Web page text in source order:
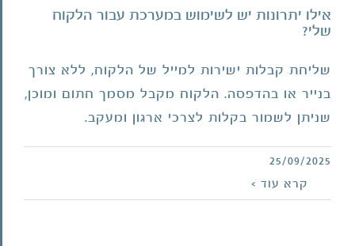
אילו יתרונות יש לשימוש במערכת עבור הלקוח
שלי?
שליחת קבלות ישירות למייל של הלקוח, ללא צורך
בנייר או בהדפסה. הלקוח מקבל מסמך חתום ומוכן,
שניתן לשמור בקלות לצרכי ארגון ומעקב.
25/09/2025
קרא עוד >
איך מתחילים לעבוד עם המערכת ומה כולל